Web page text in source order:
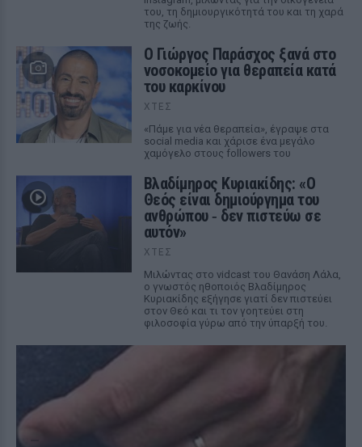
του, τη δημιουργικότητά του και τη χαρά
της ζωής.
O Γιώργος Παράσχος ξανά στο
νοσοκομείο για θεραπεία κατά
του καρκίνου
ΧΤΕΣ
«Πάμε για νέα θεραπεία», έγραψε στα
social media και χάρισε ένα μεγάλο
χαμόγελο στους followers του
Βλαδίμηρος Κυριακίδης: «Ο
Θεός είναι δημιούργημα του
ανθρώπου ‑ δεν πιστεύω σε
αυτόν»
ΧΤΕΣ
Μιλώντας στο vidcast του Θανάση Λάλα,
ο γνωστός ηθοποιός Βλαδίμηρος
Κυριακίδης εξήγησε γιατί δεν πιστεύει
στον Θεό και τι τον γοητεύει στη
φιλοσοφία γύρω από την ύπαρξή του.